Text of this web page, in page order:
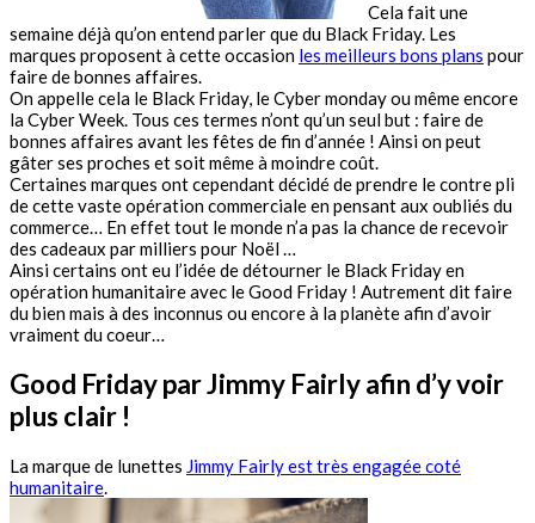
Cela fait une
semaine déjà qu’on entend parler que du Black Friday. Les
marques proposent à cette occasion les meilleurs bons plans pour
faire de bonnes affaires.
On appelle cela le Black Friday, le Cyber monday ou même encore
la Cyber Week. Tous ces termes n’ont qu’un seul but : faire de
bonnes affaires avant les fêtes de fin d’année ! Ainsi on peut
gâter ses proches et soit même à moindre coût.
Certaines marques ont cependant décidé de prendre le contre pli
de cette vaste opération commerciale en pensant aux oubliés du
commerce… En effet tout le monde n’a pas la chance de recevoir
des cadeaux par milliers pour Noël …
Ainsi certains ont eu l’idée de détourner le Black Friday en
opération humanitaire avec le Good Friday ! Autrement dit faire
du bien mais à des inconnus ou encore à la planète afin d’avoir
vraiment du coeur…
Good Friday par Jimmy Fairly afin d’y voir
plus clair !
La marque de lunettes Jimmy Fairly est très engagée coté
humanitaire